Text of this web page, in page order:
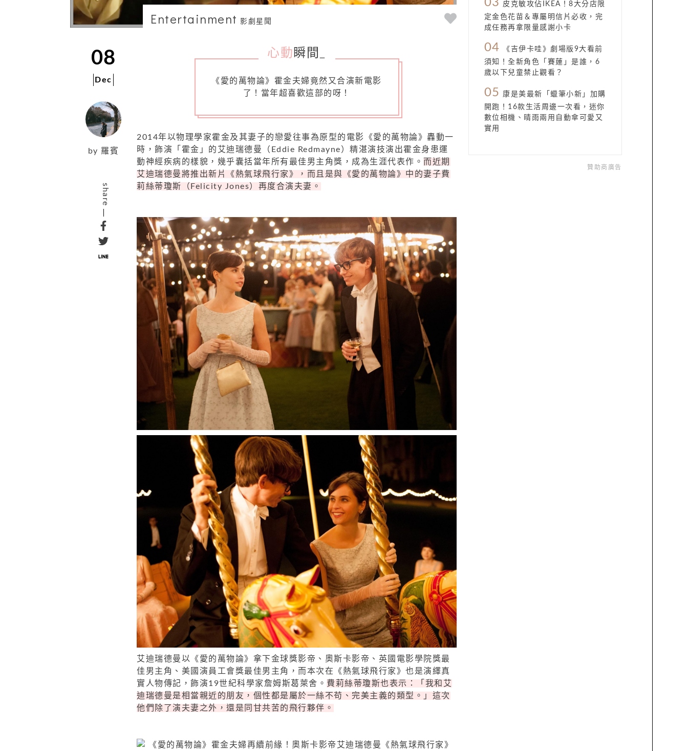
Entertainment 影劇星聞
08
Dec
by 羅賓
share
心動 瞬間
《愛的萬物論》霍金夫婦竟然又合演新電影
了！當年超喜歡這部的呀！
2014年以物理學家霍金及其妻子的戀愛往事為原型的電影《愛的萬物論》轟動一
時，飾演「霍金」的艾迪瑞德曼（Eddie Redmayne）精湛演技演出霍金身患運
動神經疾病的樣貌，幾乎囊括當年所有最佳男主角獎，成為生涯代表作。 而近期
艾迪瑞德曼將推出新片《熱氣球飛行家》，而且是與《愛的萬物論》中的妻子費
莉絲蒂瓊斯（Felicity Jones）再度合演夫妻。
艾迪瑞德曼以《愛的萬物論》拿下金球獎影帝、奧斯卡影帝、英國電影學院獎最
佳男主角、美國演員工會獎最佳男主角，而本次在《熱氣球飛行家》也是演繹真
實人物傳記，飾演19世紀科學家詹姆斯葛萊舍。 費莉絲蒂瓊斯也表示：「我和艾
迪瑞德曼是相當親近的朋友，個性都是屬於一絲不苟、完美主義的類型。」這次
他們除了演夫妻之外，還是同甘共苦的飛行夥伴。
03
皮克敏攻佔IKEA！8大分店限
定金色花苗＆專屬明信片必收，完
成任務再拿限量感謝小卡
04
《吉伊卡哇》劇場版9大看前
須知！全新角色「賽蓮」是誰，6
歲以下兒童禁止觀看？
05
康是美最新「蠟筆小新」加購
開跑！16款生活周邊一次看，迷你
數位相機、晴雨兩用自動傘可愛又
實用
贊助商廣告